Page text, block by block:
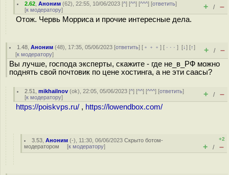
2.62 ,Аноним (62), 22:55, 10/06/2023 [^] [^^] [^^^] [ответить]
[к модератору] + / –
Отож. Червь Морриса и прочие интересные дела.
1.48 ,Аноним (48), 17:35, 05/06/2023 [ответить] [ ﹢﹢﹢] [ · · ·][↓] [↑]
[к модератору] + / –
Вы лучше, господа эксперты, скажите - где не_в_РФ можно
поднять свой почтовик по цене хостинга, а не эти саасы?
2.51 ,mikhailnov (ok), 22:05, 05/06/2023 [^] [^^] [^^^] [ответить]
[к модератору] + / –
https://poiskvps.ru/ , https://lowendbox.com/
3.53 ,Аноним (-), 11:30, 06/06/2023Скрыто ботом-
модератором [к модератору]
+2
+ / –